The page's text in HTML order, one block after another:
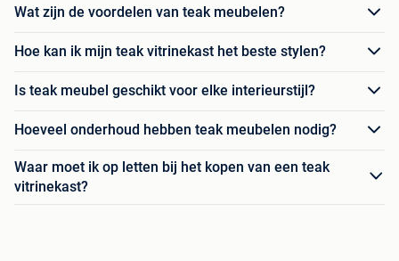
Wat zijn de voordelen van teak meubelen?
Hoe kan ik mijn teak vitrinekast het beste stylen?
Is teak meubel geschikt voor elke interieurstijl?
Hoeveel onderhoud hebben teak meubelen nodig?
Waar moet ik op letten bij het kopen van een teak
vitrinekast?